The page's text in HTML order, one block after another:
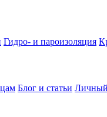
Гидро- и пароизоляция
Блог и статьи